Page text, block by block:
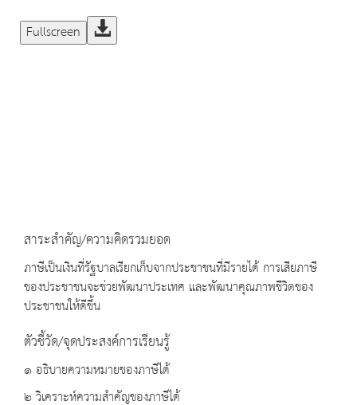
Fullscreen
สาระสำคัญ/ความคิดรวมยอด
ภาษีเป็นเงินที่รัฐบาลเรียกเก็บจากประชาชนที่มีรายได้ การเสียภาษี
ของประชาชนจะช่วยพัฒนาประเทศ และพัฒนาคุณภาพชีวิตของ
ประชาชนให้ดีขึ้น
ตัวชี้วัด/จุดประสงค์การเรียนรู้
๑ อธิบายความหมายของภาษีได้
๒ วิเคราะห์ความสำคัญของภาษีได้